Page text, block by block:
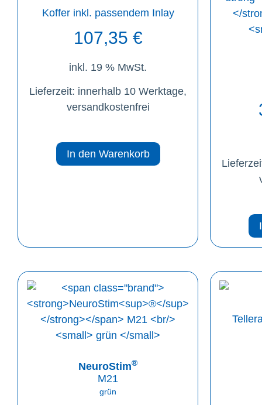
Koffer inkl. passendem Inlay
107,35 €
inkl. 19 % MwSt.
Lieferzeit: innerhalb 10 Werktage,
versandkostenfrei
In den Warenkorb
NeuroStim®
M21
grün